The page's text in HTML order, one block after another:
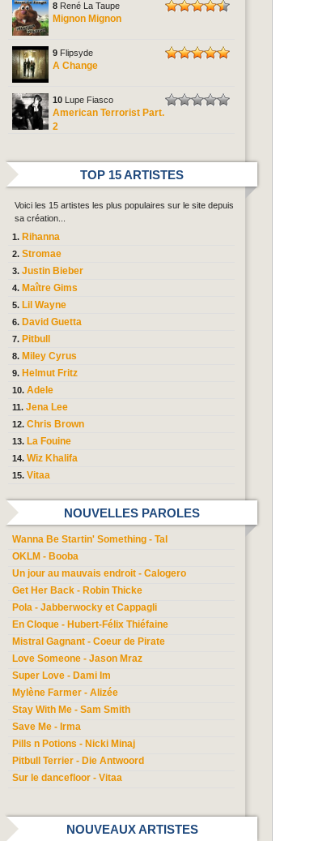
8 René La Taupe
Mignon Mignon
9 Flipsyde
A Change
10 Lupe Fiasco
American Terrorist Part.
2
TOP 15 ARTISTES
Voici les 15 artistes les plus populaires sur le site depuis
sa création...
Rihanna
Stromae
Justin Bieber
Maître Gims
Lil Wayne
David Guetta
Pitbull
Miley Cyrus
Helmut Fritz
Adele
Jena Lee
Chris Brown
La Fouine
Wiz Khalifa
Vitaa
NOUVELLES PAROLES
Wanna Be Startin' Something - Tal
OKLM - Booba
Un jour au mauvais endroit - Calogero
Get Her Back - Robin Thicke
Pola - Jabberwocky et Cappagli
En Cloque - Hubert-Félix Thiéfaine
Mistral Gagnant - Coeur de Pirate
Love Someone - Jason Mraz
Super Love - Dami Im
Mylène Farmer - Alizée
Stay With Me - Sam Smith
Save Me - Irma
Pills n Potions - Nicki Minaj
Pitbull Terrier - Die Antwoord
Sur le dancefloor - Vitaa
NOUVEAUX ARTISTES